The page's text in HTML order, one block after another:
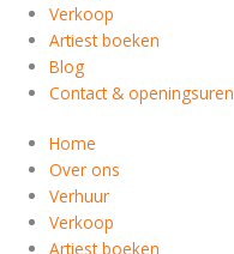
Verkoop
Artiest boeken
Blog
Contact & openingsuren
Home
Over ons
Verhuur
Verkoop
Artiest boeken